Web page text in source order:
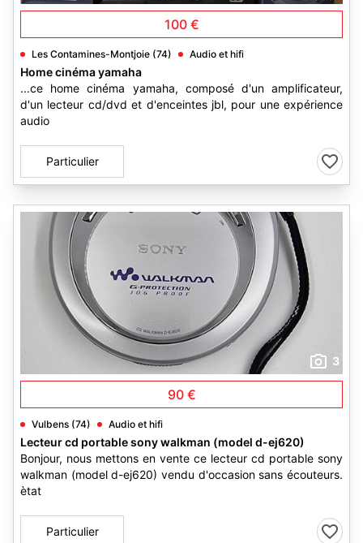
100 €
Les Contamines-Montjoie (74) Audio et hifi
Home cinéma yamaha
...ce home cinéma yamaha, composé d'un amplificateur,
d'un lecteur cd/dvd et d'enceintes jbl, pour une expérience
audio
Particulier
3
90 €
Vulbens (74) Audio et hifi
Lecteur cd portable sony walkman (model d-ej620)
Bonjour, nous mettons en vente ce lecteur cd portable sony
walkman (model d-ej620) vendu d'occasion sans écouteurs.
ètat
Particulier